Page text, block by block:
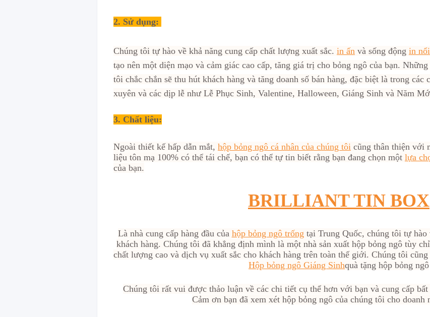
2. Sử dụng:
Chúng tôi tự hào về khả năng cung cấp chất lượng xuất sắc. in ấn và sống động in nổi
tạo nên một diện mạo và cảm giác cao cấp, tăng giá trị cho bỏng ngô của bạn. Những
tôi chắc chắn sẽ thu hút khách hàng và tăng doanh số bán hàng, đặc biệt là trong
xuyên và các dịp lễ như Lễ Phục Sinh, Valentine, Halloween, Giáng Sinh và Năm
3. Chất liệu:
Ngoài thiết kế hấp dẫn mắt, hộp bỏng ngô cá nhân của chúng tôi cũng thân thiện với
liệu tôn mạ 100% có thể tái chế, bạn có thể tự tin biết rằng bạn đang chọn một lựa
của bạn.
BRILLIANT TIN BOX
Là nhà cung cấp hàng đầu của hộp bỏng ngô trống tại Trung Quốc, chúng tôi tự
khách hàng. Chúng tôi đã khẳng định mình là một nhà sản xuất hộp bỏng ngô tùy
chất lượng cao và dịch vụ xuất sắc cho khách hàng trên toàn thế giới. Chúng tôi
Hộp bỏng ngô Giáng Sinhquà tặng hộp bỏng ngô
Chúng tôi rất vui được thảo luận về các chi tiết cụ thể hơn với bạn và cung cấp
Cảm ơn bạn đã xem xét hộp bỏng ngô của chúng tôi cho doanh